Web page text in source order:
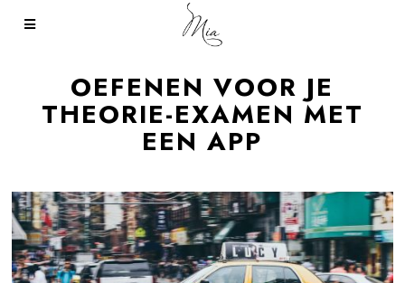
OEFENEN VOOR JE
THEORIE-EXAMEN MET
EEN APP